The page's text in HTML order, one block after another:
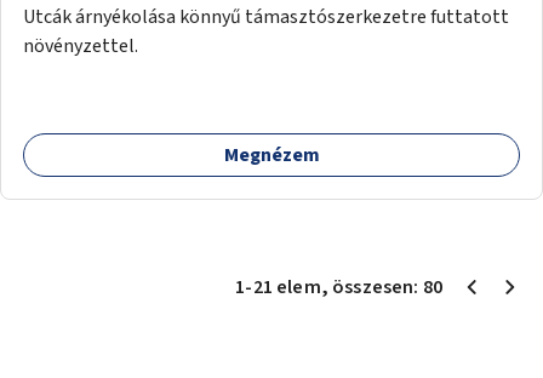
Utcák árnyékolása könnyű támasztószerkezetre futtatott
növényzettel.
Megnézem
1-21 elem, összesen: 80